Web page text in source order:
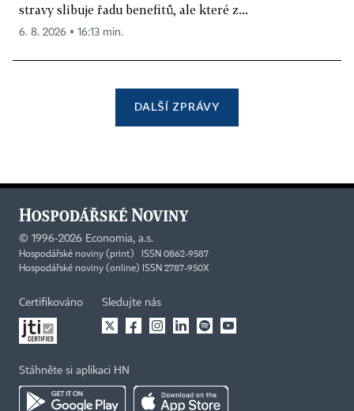
stravy slibuje řadu benefitů, ale které z...
6. 8. 2026 ▪ 16:13 min.
DALŠÍ ZPRÁVY
© 1996-2026 Economia, a.s.
Hospodářské noviny (print) ISSN 0862-9587
Hospodářské noviny (online) ISSN 2787-950X
Certifikováno Sledujte nás
Stáhněte si aplikaci HN